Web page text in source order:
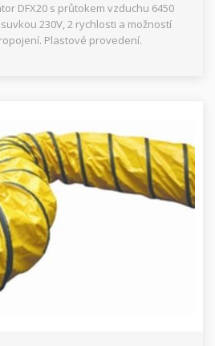
DFX20 s průtokem vzduchu 6450
230V, 2 rychlosti a možností
Plastové provedení.